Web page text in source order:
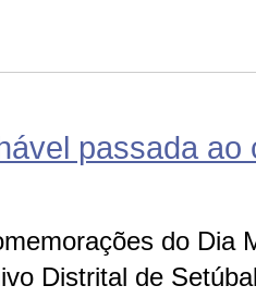
passada ao
do Dia
Distrital de